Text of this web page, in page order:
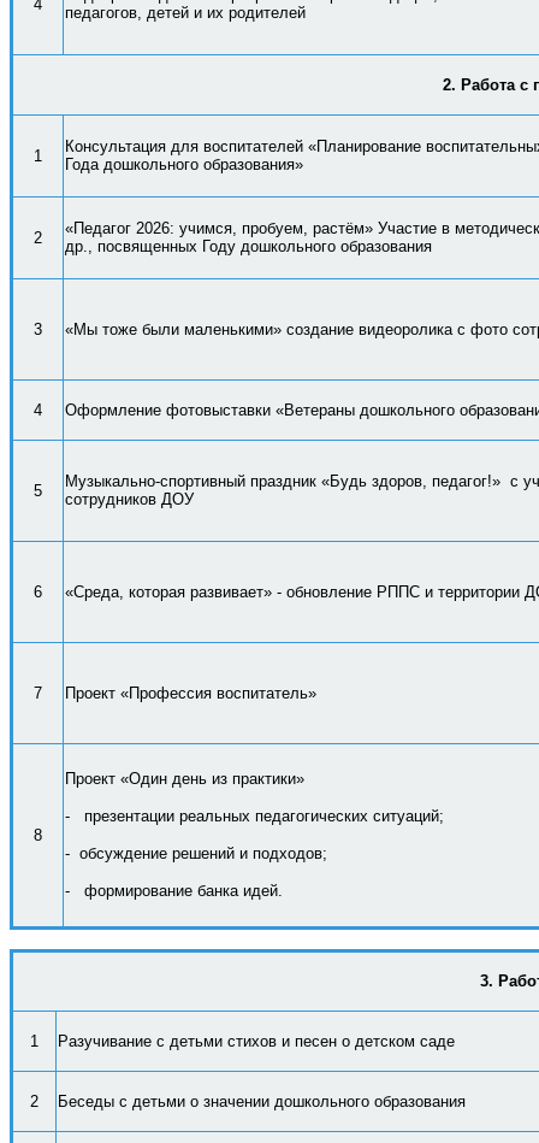
4
педагогов, детей и их родителей
2. Работа с
1
Консультация для воспитателей «Планирование
Года дошкольного образования»
2
«Педагог 2026: учимся, пробуем, растём» Участие в
др., посвященных Году дошкольного образования
3 «Мы тоже были маленькими» создание видеоролика с фото
4 Оформление фотовыставки «Ветераны дошкольного
5
Музыкально-спортивный праздник «Будь здоров, педагог!» с
сотрудников ДОУ
6 «Среда, которая развивает» - обновление РППС и территории
7 Проект «Профессия воспитатель»
8
Проект «Один день из практики»
- презентации реальных педагогических ситуаций;
- обсуждение решений и подходов;
- формирование банка идей.
3.
1 Разучивание с детьми стихов и песен о детском саде
2 Беседы с детьми о значении дошкольного образования